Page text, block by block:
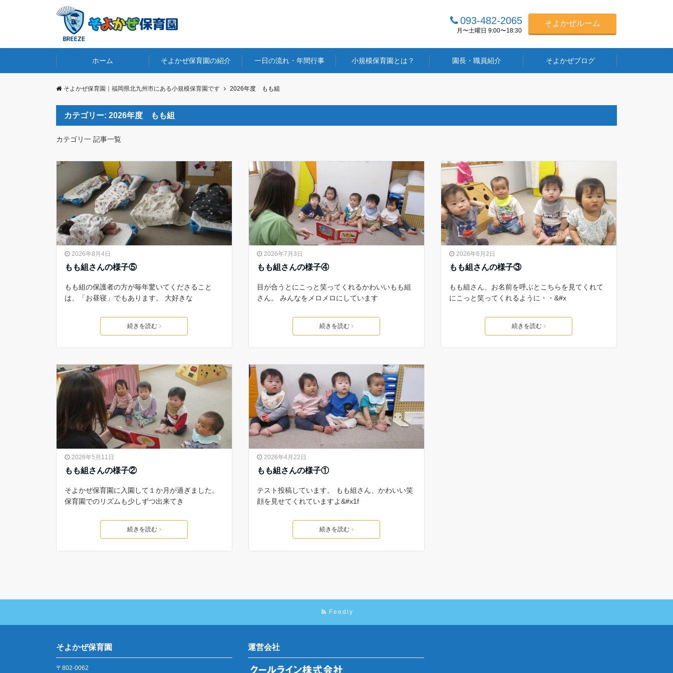
093-482-2065
月〜土曜日 9:00〜18:30
そよかぜルーム
ホーム そよかぜ保育園の紹介 一日の流れ・年間行事 小規模保育園とは？ 園長・職員紹介 そよかぜブログ
そよかぜ保育園｜福岡県北九州市にある小規模保育園です 2026年度 もも組
カテゴリー: 2026年度 もも組
カテゴリ一 記事一覧
2026年8月4日
もも組さんの様子⑤
もも組の保護者の方が毎年驚いてくださること
は、「お昼寝」でもあります。 大好きな
続きを読む
2026年7月3日
もも組さんの様子④
目が合うとにこっと笑ってくれるかわいいもも組
さん。 みんなをメロメロにしています
続きを読む
2026年6月2日
もも組さんの様子③
もも組さん、お名前を呼ぶとこちらを見てくれて
にこっと笑ってくれるように・・&#x
続きを読む
2026年5月11日
もも組さんの様子②
そよかぜ保育園に入園して１か月が過ぎました。
保育園でのリズムも少しずつ出来てき
続きを読む
2026年4月22日
もも組さんの様子①
テスト投稿しています。 もも組さん、かわいい笑
顔を見せてくれていますよ&#x1f
続きを読む
Feedly
そよかぜ保育園
〒802-0062
運営会社